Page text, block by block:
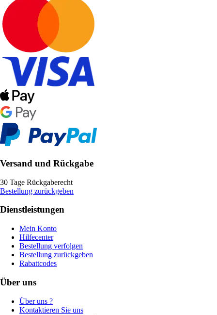
Versand und Rückgabe
30 Tage Rückgaberecht
Bestellung zurückgeben
Dienstleistungen
Mein Konto
Hilfecenter
Bestellung verfolgen
Bestellung zurückgeben
Rabattcodes
Über uns
Über uns ?
Kontaktieren Sie uns